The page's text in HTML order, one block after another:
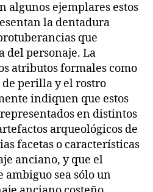
algunos ejemplares estos
la dentadura
que
del personaje. La
atributos formales como
perilla y el rostro
indiquen que estos
en distintos
arqueológicos de
facetas o características
anciano, y que el
sea sólo un